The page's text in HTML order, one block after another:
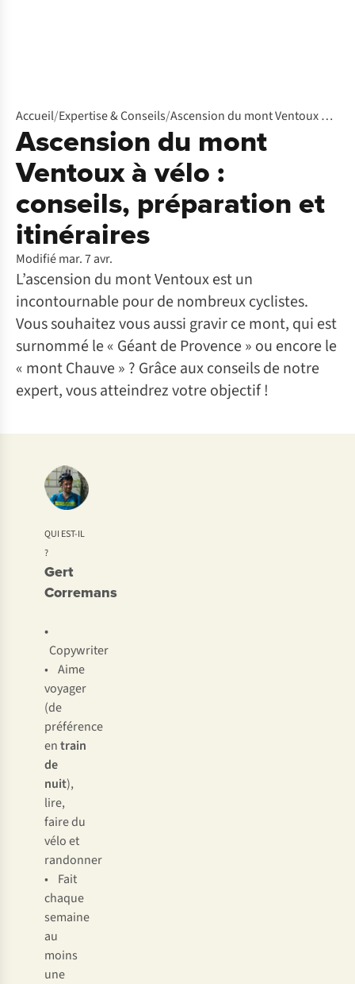
Accueil/Expertise & Conseils/ Ascension du mont Ventoux à vélo
Ascension du mont
Ventoux à vélo :
conseils, préparation et
itinéraires
Modifié mar. 7 avr.
L’ascension du mont Ventoux est un
incontournable pour de nombreux cyclistes.
Vous souhaitez vous aussi gravir ce mont, qui est
surnommé le « Géant de Provence » ou encore le
« mont Chauve » ? Grâce aux conseils de notre
expert, vous atteindrez votre objectif !
QUI EST-IL
?
Gert
Corremans
•
Copywriter
• Aime
voyager
(de
préférence
entrain
de
nuit),
lire,
faire du
vélo et
randonner
• Fait
chaque
semaine
au
moins
une